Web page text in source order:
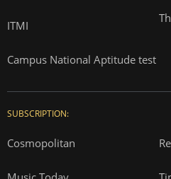
ITMI
Campus National Aptitude test
SUBSCRIPTION:
Cosmopolitan